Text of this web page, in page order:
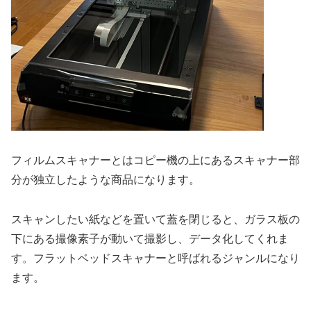
フィルムスキャナーとはコピー機の上にあるスキャナー部
分が独立したような商品になります。
スキャンしたい紙などを置いて蓋を閉じると、ガラス板の
下にある撮像素子が動いて撮影し、データ化してくれま
す。フラットベッドスキャナーと呼ばれるジャンルになり
ます。